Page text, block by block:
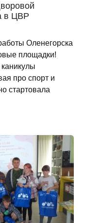
в ЦВР
Оленегорска
площадки!
про спорт и
стартовала